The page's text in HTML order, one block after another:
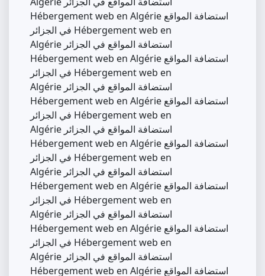
Hébergement web en Algérie استضافة المواقع
في الجزائر Hébergement web en
Algérie استضافة المواقع في الجزائر
Hébergement web en Algérie استضافة المواقع
في الجزائر Hébergement web en
Algérie استضافة المواقع في الجزائر
Hébergement web en Algérie استضافة المواقع
في الجزائر Hébergement web en
Algérie استضافة المواقع في الجزائر
Hébergement web en Algérie استضافة المواقع
في الجزائر Hébergement web en
Algérie استضافة المواقع في الجزائر
Hébergement web en Algérie استضافة المواقع
في الجزائر Hébergement web en
Algérie استضافة المواقع في الجزائر
Hébergement web en Algérie استضافة المواقع
في الجزائر Hébergement web en
Algérie استضافة المواقع في الجزائر
Hébergement web en Algérie استضافة المواقع